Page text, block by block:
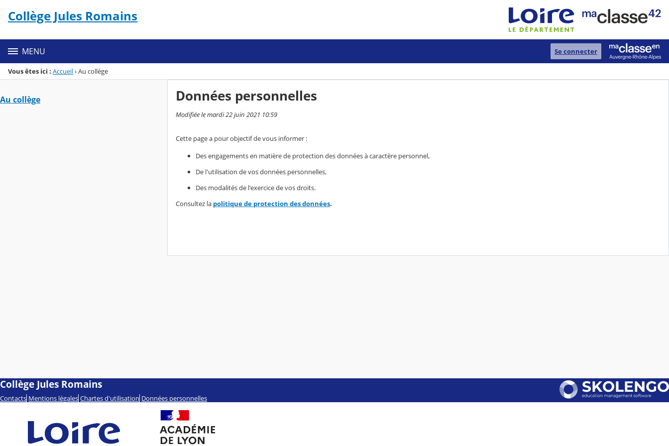
Menu de la rubrique
Contenu
Collège Jules Romains
MENU Se connecter
Vous êtes ici : Accueil›Au collège
Au collège Données personnelles
Modifiée le mardi 22 juin 2021 10:59
Cette page a pour objectif de vous informer :
Des engagements en matière de protection des données à caractère personnel,
De l'utilisation de vos données personnelles,
Des modalités de l'exercice de vos droits.
Consultez la politique de protection des données.
Collège Jules Romains
Contacts Mentions légales Chartes d'utilisation Données personnelles